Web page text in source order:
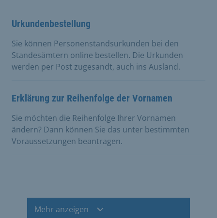
Urkundenbestellung
Sie können Personenstandsurkunden bei den
Standesämtern online bestellen. Die Urkunden
werden per Post zugesandt, auch ins Ausland.
Erklärung zur Reihenfolge der Vornamen
Sie möchten die Reihenfolge Ihrer Vornamen
ändern? Dann können Sie das unter bestimmten
Voraussetzungen beantragen.
Mehr anzeigen